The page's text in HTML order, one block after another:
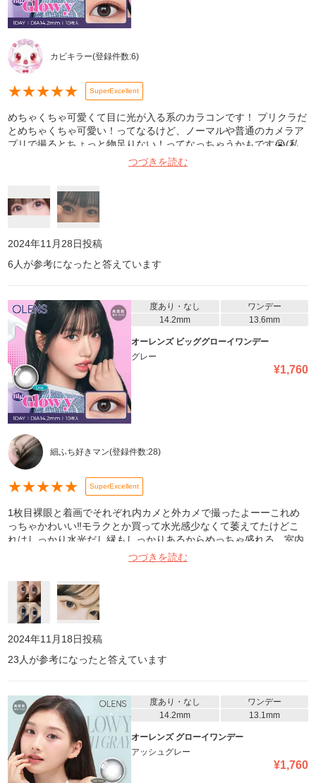
カビキラー(登録件数:6)
★★★★★ SuperExcellent
めちゃくちゃ可愛くて目に光が入る系のカラコンです！ プリクラだ
とめちゃくちゃ可愛い！ってなるけど、ノーマルや普通のカメラア
プリで撮るとちょっと物足りない！ってなっちゃうかもです😭(私
の場合ですが) 色味はグレーぽくて、私は自称ブルベ夏なのです
が、ブルベさんによく似合うと思います！ 左がプリクラ(プリマニ
つづきを読む
2024年11月28日投稿
6 人が参考になったと答えています
度あり・なし
ワンデー
14.2mm
13.6mm
オーレンズ ビッググローイワンデー
グレー
¥1,760
細ふち好きマン(登録件数:28)
★★★★★ SuperExcellent
1枚目裸眼と着画でそれぞれ内カメと外カメで撮ったよーーこれめ
っちゃかわいい‼️モラクとか買って水光感少なくて萎えてたけどこ
れはしっかり水光だし縁もしっかりあるからめっちゃ盛れる。室内
だと黒コンっぽくなっちゃうけど、逆に室内でも発色するものって
外でたらやばいと思うからこれくらいが丁度いいよ✨2枚目はデジカ
メっぽいアプリで外カメフラッシュで撮ったやつ神。クルクル回る
けど全然ラリってるように見えないよ‼️🤘 くるくるわまん
つづきを読む
2024年11月18日投稿
23 人が参考になったと答えています
度あり・なし
ワンデー
14.2mm
13.1mm
オーレンズ グローイワンデー
アッシュグレー
¥1,760